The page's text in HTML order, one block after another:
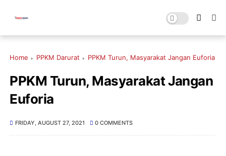
Home PPKM Darurat PPKM Turun, Masyarakat Jangan Euforia
PPKM Turun, Masyarakat Jangan
Euforia
FRIDAY, AUGUST 27, 2021 0 COMMENTS